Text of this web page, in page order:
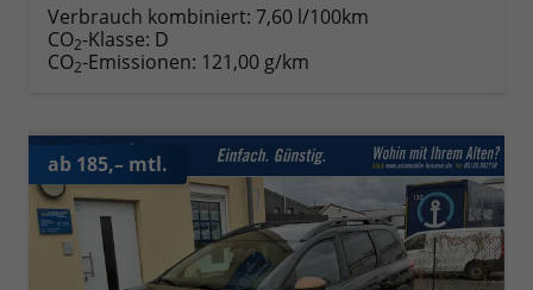
Verbrauch kombiniert: 7,60 l/100km
CO2-Klasse: D
CO2-Emissionen: 121,00 g/km
ab 185,– mtl.